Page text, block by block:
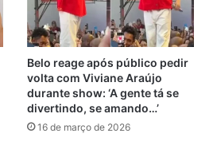
Belo reage após público pedir
volta com Viviane Araújo
durante show: ‘A gente tá se
divertindo, se amando…’
16 de março de 2026